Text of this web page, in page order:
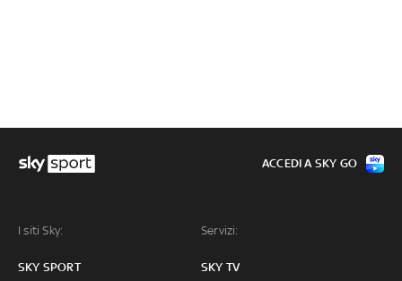
I siti Sky:
SKY SPORT
Servizi:
SKY TV
ACCEDI A SKY GO